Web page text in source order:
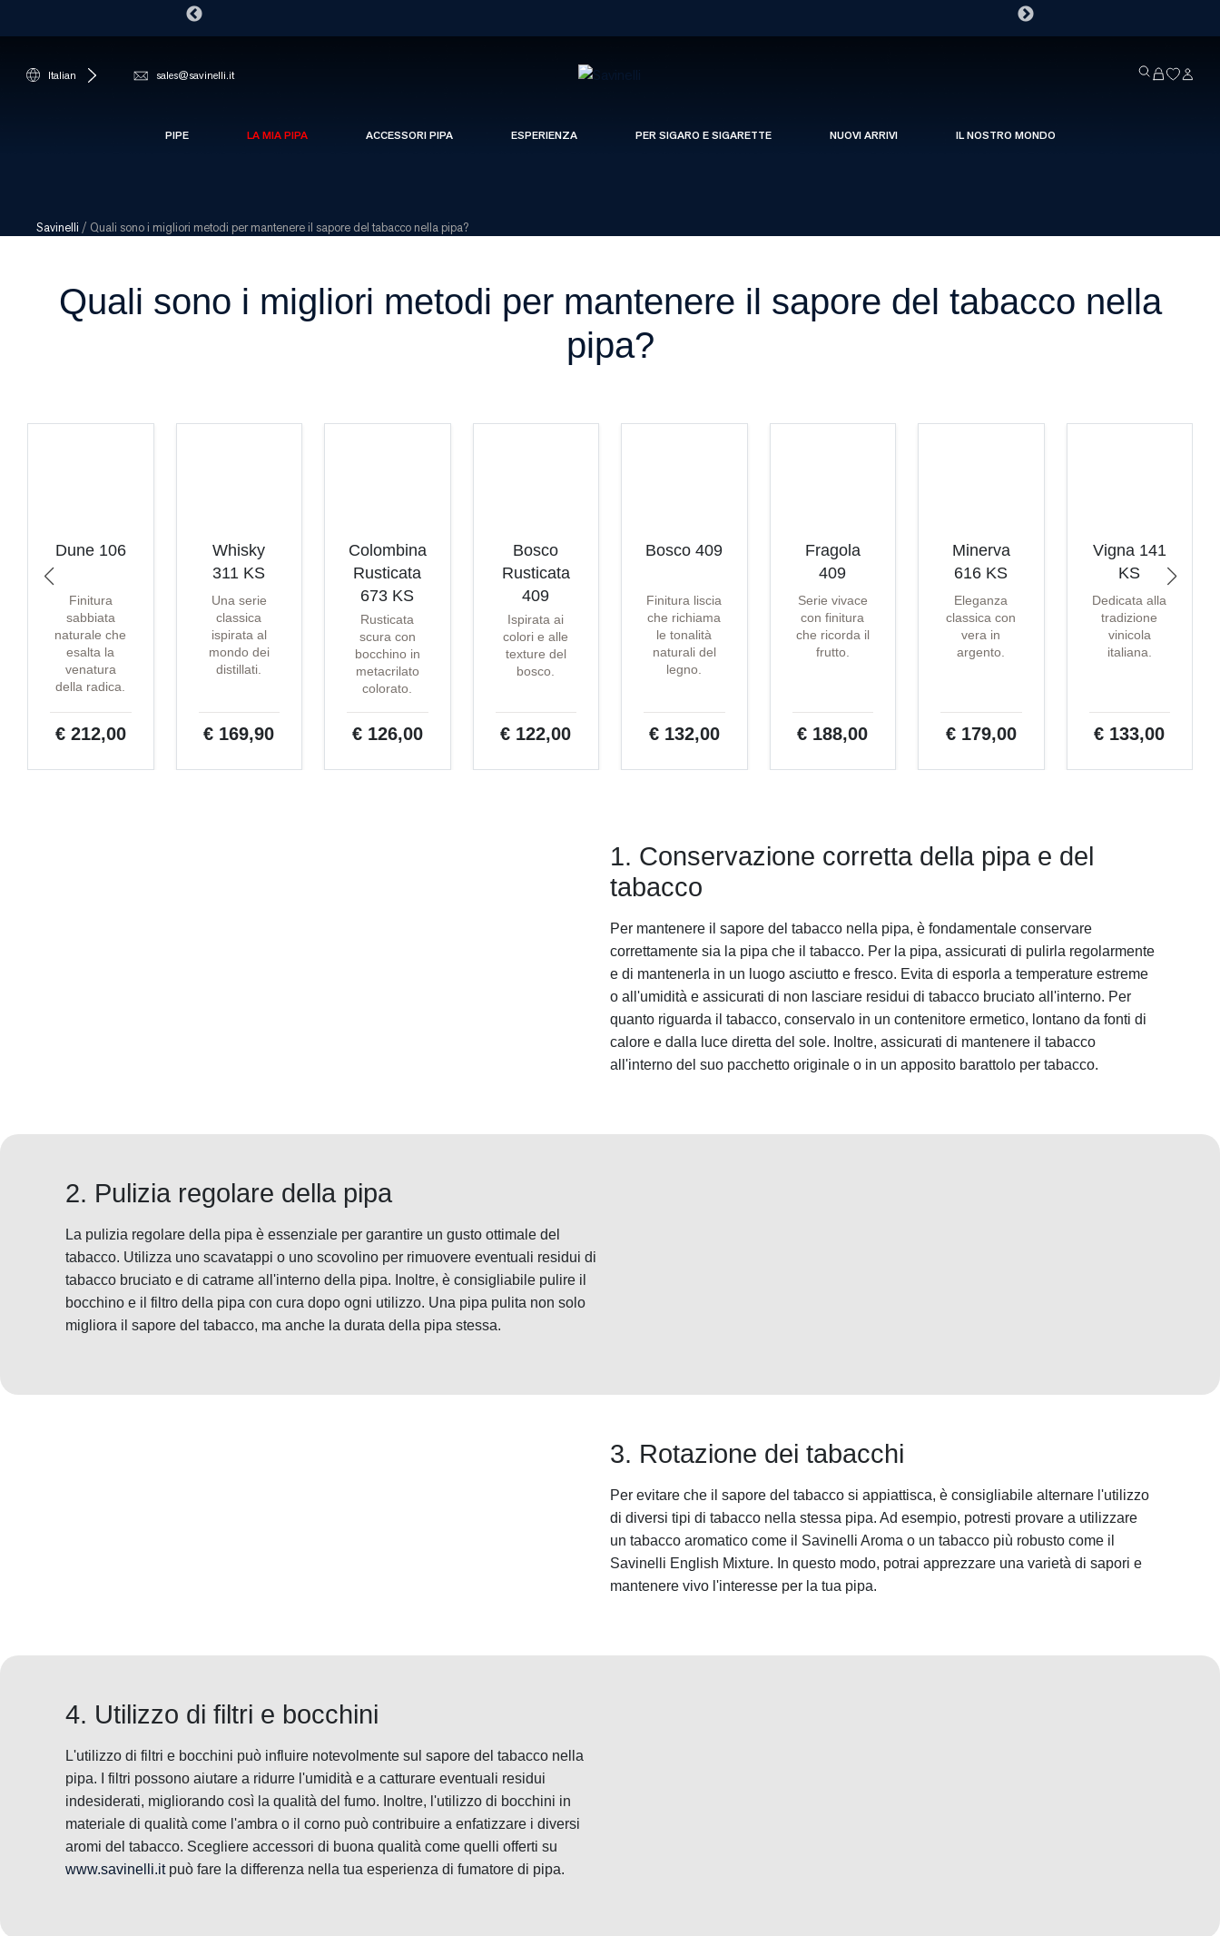
Italian sales@savinelli.it
PIPE LA MIA PIPA ACCESSORI PIPA ESPERIENZA PER SIGARO E SIGARETTE NUOVI ARRIVI IL NOSTRO MONDO
Savinelli / Quali sono i migliori metodi per mantenere il sapore del tabacco nella pipa?
Quali sono i migliori metodi per mantenere il sapore del tabacco nella
pipa?
Dune 106
Finitura
sabbiata
naturale che
esalta la
venatura
della radica.
€ 212,00
Whisky
311 KS
Una serie
classica
ispirata al
mondo dei
distillati.
€ 169,90
Colombina
Rusticata
673 KS
Rusticata
scura con
bocchino in
metacrilato
colorato.
€ 126,00
Bosco
Rusticata
409
Ispirata ai
colori e alle
texture del
bosco.
€ 122,00
Bosco 409
Finitura liscia
che richiama
le tonalità
naturali del
legno.
€ 132,00
Fragola
409
Serie vivace
con finitura
che ricorda il
frutto.
€ 188,00
Minerva
616 KS
Eleganza
classica con
vera in
argento.
€ 179,00
Vigna 141
KS
Dedicata alla
tradizione
vinicola
italiana.
€ 133,00
1. Conservazione corretta della pipa e del
tabacco
Per mantenere il sapore del tabacco nella pipa, è fondamentale conservare
correttamente sia la pipa che il tabacco. Per la pipa, assicurati di pulirla regolarmente
e di mantenerla in un luogo asciutto e fresco. Evita di esporla a temperature estreme
o all'umidità e assicurati di non lasciare residui di tabacco bruciato all'interno. Per
quanto riguarda il tabacco, conservalo in un contenitore ermetico, lontano da fonti di
calore e dalla luce diretta del sole. Inoltre, assicurati di mantenere il tabacco
all'interno del suo pacchetto originale o in un apposito barattolo per tabacco.
2. Pulizia regolare della pipa
La pulizia regolare della pipa è essenziale per garantire un gusto ottimale del
tabacco. Utilizza uno scavatappi o uno scovolino per rimuovere eventuali residui di
tabacco bruciato e di catrame all'interno della pipa. Inoltre, è consigliabile pulire il
bocchino e il filtro della pipa con cura dopo ogni utilizzo. Una pipa pulita non solo
migliora il sapore del tabacco, ma anche la durata della pipa stessa.
3. Rotazione dei tabacchi
Per evitare che il sapore del tabacco si appiattisca, è consigliabile alternare l'utilizzo
di diversi tipi di tabacco nella stessa pipa. Ad esempio, potresti provare a utilizzare
un tabacco aromatico come il Savinelli Aroma o un tabacco più robusto come il
Savinelli English Mixture. In questo modo, potrai apprezzare una varietà di sapori e
mantenere vivo l'interesse per la tua pipa.
4. Utilizzo di filtri e bocchini
L'utilizzo di filtri e bocchini può influire notevolmente sul sapore del tabacco nella
pipa. I filtri possono aiutare a ridurre l'umidità e a catturare eventuali residui
indesiderati, migliorando così la qualità del fumo. Inoltre, l'utilizzo di bocchini in
materiale di qualità come l'ambra o il corno può contribuire a enfatizzare i diversi
aromi del tabacco. Scegliere accessori di buona qualità come quelli offerti su
www.savinelli.itpuò fare la differenza nella tua esperienza di fumatore di pipa.